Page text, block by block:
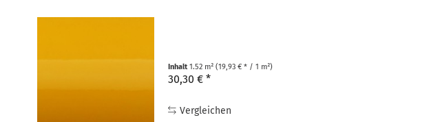
Inhalt1.52 m² (19,93 € * / 1 m²)
30,30 € *
Vergleichen